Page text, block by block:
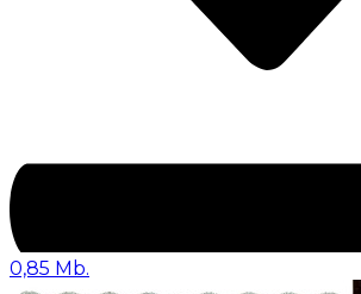
0,85 Mb.